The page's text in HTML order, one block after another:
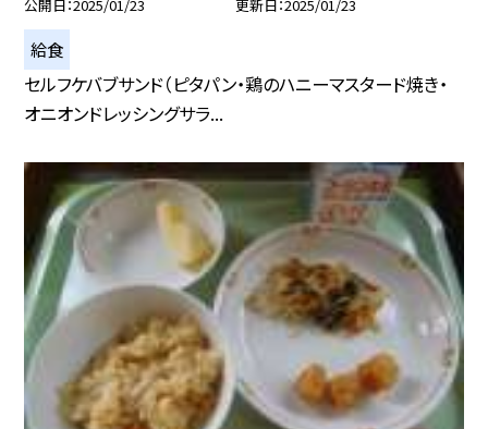
公開日 2025/01/23 更新日 2025/01/23
給食
セルフケバブサンド（ピタパン・鶏のハニーマスタード焼き・
オニオンドレッシングサラ...